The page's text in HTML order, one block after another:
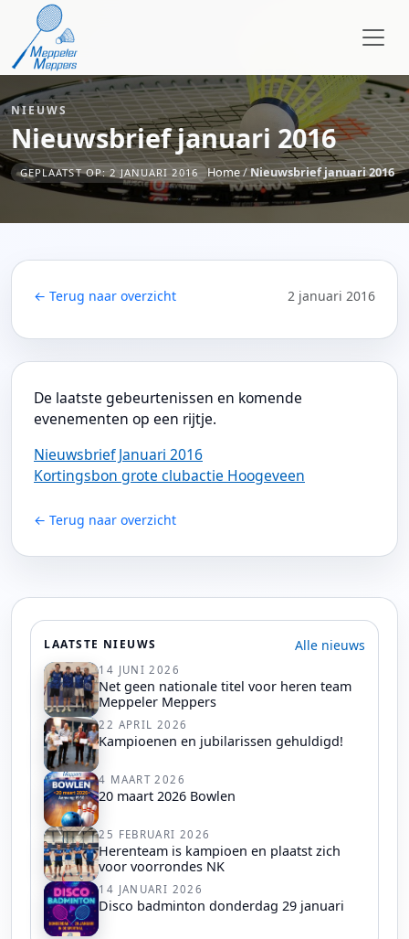
NIEUWS
Nieuwsbrief januari 2016
GEPLAATST OP: 2 JANUARI 2016 Home/Nieuwsbrief januari 2016
← Terug naar overzicht 2 januari 2016
De laatste gebeurtenissen en komende
evenementen op een rijtje.
Nieuwsbrief Januari 2016
Kortingsbon grote clubactie Hoogeveen
← Terug naar overzicht
LAATSTE NIEUWS Alle nieuws
14 JUNI 2026
Net geen nationale titel voor heren team
Meppeler Meppers
22 APRIL 2026
Kampioenen en jubilarissen gehuldigd!
4 MAART 2026
20 maart 2026 Bowlen
25 FEBRUARI 2026
Herenteam is kampioen en plaatst zich
voor voorrondes NK
14 JANUARI 2026
Disco badminton donderdag 29 januari